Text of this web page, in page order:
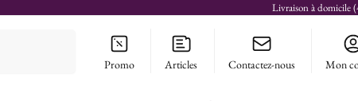
Livraison à domicile
Promo Articles Contactez-nous Mon